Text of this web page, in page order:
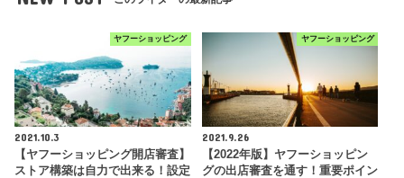
ヤフーショッピング
2021.10.3
【ヤフーショッピング開店審査】
ストア構築は自力で出来る！設定
ヤフーショッピング
2021.9.26
【2022年版】ヤフーショッピン
グの出店審査を通す！重要ポイン